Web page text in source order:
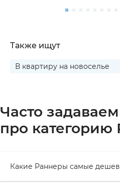
Также ищут
В квартиру на новоселье
Часто
про категорию
Какие Раннеры самые